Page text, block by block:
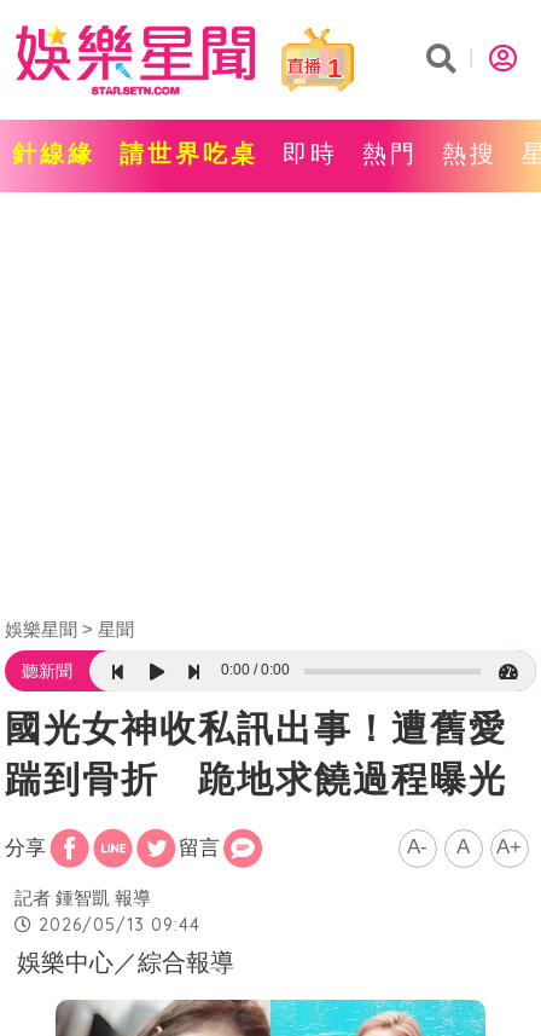
1
針線緣 請世界吃桌 即時 熱門 熱搜
娛樂星聞 星聞
聽新聞 0:00 0:00
國光女神收私訊出事！遭舊愛
踹到骨折 跪地求饒過程曝光
分享 留言 A- A A+
記者 鍾智凱 報導
2026/05/13 09:44
娛樂中心／綜合報導